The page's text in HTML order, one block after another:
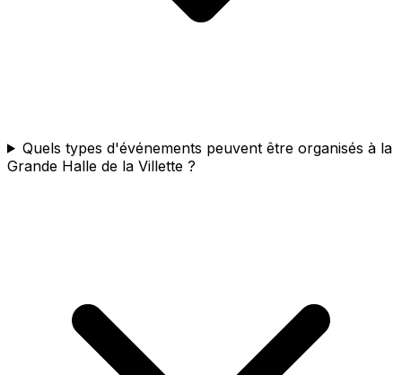
Quels types d'événements peuvent être organisés à la
Grande Halle de la Villette ?